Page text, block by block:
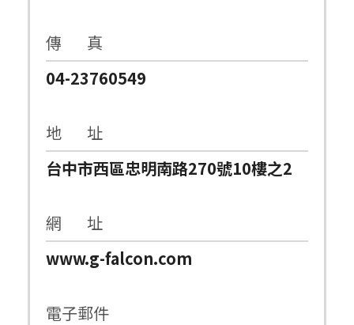
傳 真
04-23760549
地 址
台中市西區忠明南路270號10樓之2
網 址
www.g-falcon.com
電子郵件